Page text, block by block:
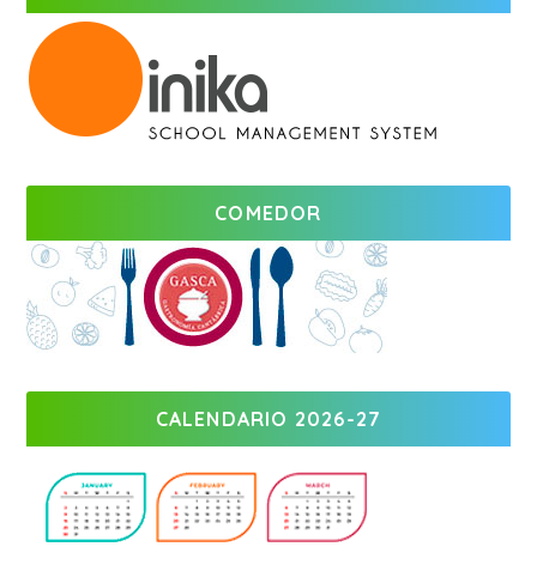
COMEDOR
CALENDARIO 2026-27